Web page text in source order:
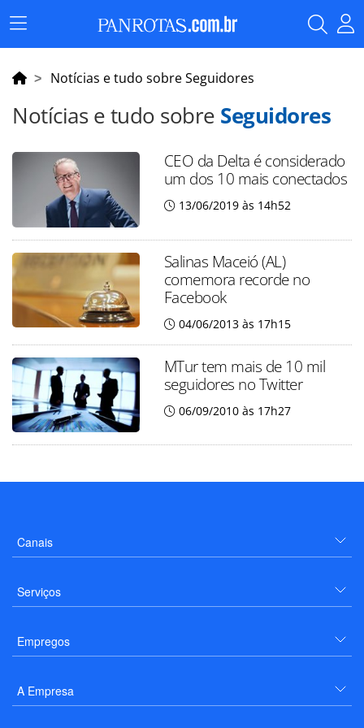
Menu
Principal
Notícias e tudo sobre Seguidores
Notícias e tudo sobre Seguidores
CEO da Delta é considerado
um dos 10 mais conectados
13/06/2019 às 14h52
Salinas Maceió (AL)
comemora recorde no
Facebook
04/06/2013 às 17h15
MTur tem mais de 10 mil
seguidores no Twitter
06/09/2010 às 17h27
Canais
Serviços
Empregos
A Empresa